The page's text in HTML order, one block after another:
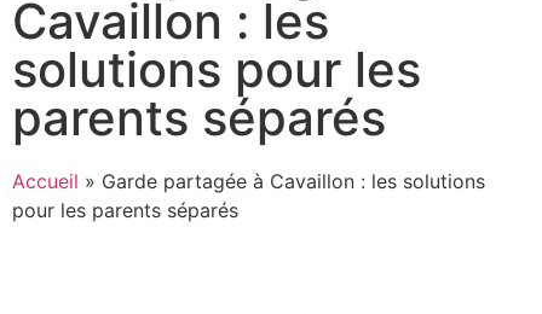
Cavaillon : les
solutions pour les
parents séparés
Accueil » Garde partagée à Cavaillon : les solutions
pour les parents séparés